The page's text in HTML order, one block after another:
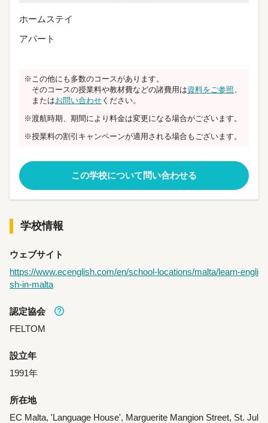
ホームステイ
アパート
※この他にも多数のコースがあります。
そのコースの授業料や教材費などの諸費用は資料をご参照
またはお問い合わせ ください。
※渡航時期、期間により料金は変更になる場合がございます。
※授業料の割引キャンペーンが適用される場合もございます。
この学校について問い合わせる
学校情報
ウェブサイト
https://www.ecenglish.com/en/school-locations/malta/learn-engli
sh-in-malta
認定協会
FELTOM
設立年
1991年
所在地
EC Malta, 'Language House', Marguerite Mangion Street, St. Jul